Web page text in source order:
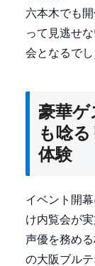
六本木でも
って見逃せ
会となるでし
豪華ゲ
も唸
体験
イベント開
け内覧会が
声優を務め
の大阪ブル